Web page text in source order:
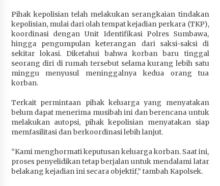
Pihak kepolisian telah melakukan serangkaian tindakan
kepolisian, mulai dari olah tempat kejadian perkara (TKP),
koordinasi dengan Unit Identifikasi Polres Sumbawa,
hingga pengumpulan keterangan dari saksi-saksi di
sekitar lokasi. Diketahui bahwa korban baru tinggal
seorang diri di rumah tersebut selama kurang lebih satu
minggu menyusul meninggalnya kedua orang tua
korban.
Terkait permintaan pihak keluarga yang menyatakan
belum dapat menerima musibah ini dan berencana untuk
melakukan autopsi, pihak kepolisian menyatakan siap
memfasilitasi dan berkoordinasi lebih lanjut.
“Kami menghormati keputusan keluarga korban. Saat ini,
proses penyelidikan tetap berjalan untuk mendalami latar
belakang kejadian ini secara objektif,” tambah Kapolsek.